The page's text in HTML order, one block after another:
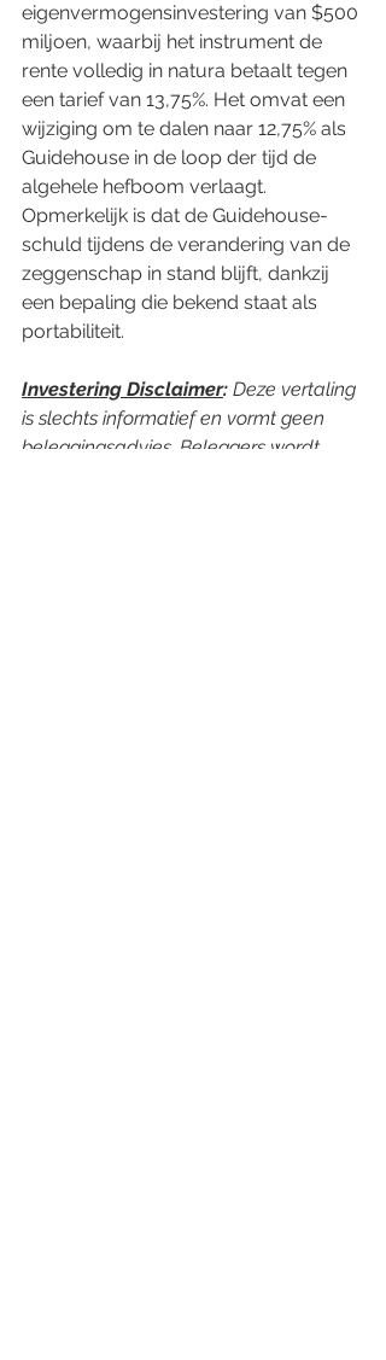
eigenvermogensinvestering van $500
miljoen, waarbij het instrument de
rente volledig in natura betaalt tegen
een tarief van 13,75%. Het omvat een
wijziging om te dalen naar 12,75% als
Guidehouse in de loop der tijd de
algehele hefboom verlaagt.
Opmerkelijk is dat de Guidehouse-
schuld tijdens de verandering van de
zeggenschap in stand blijft, dankzij
een bepaling die bekend staat als
portabiliteit.
Investering Disclaimer: Deze vertaling
is slechts informatief en vormt geen
beleggingsadvies. Beleggers wordt